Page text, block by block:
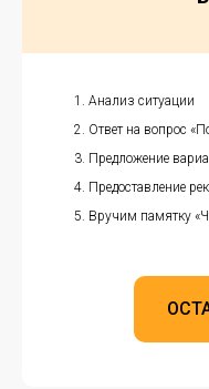
Анализ ситуации
Ответ на вопрос
Предложение
Предоставление
Вручим памятку